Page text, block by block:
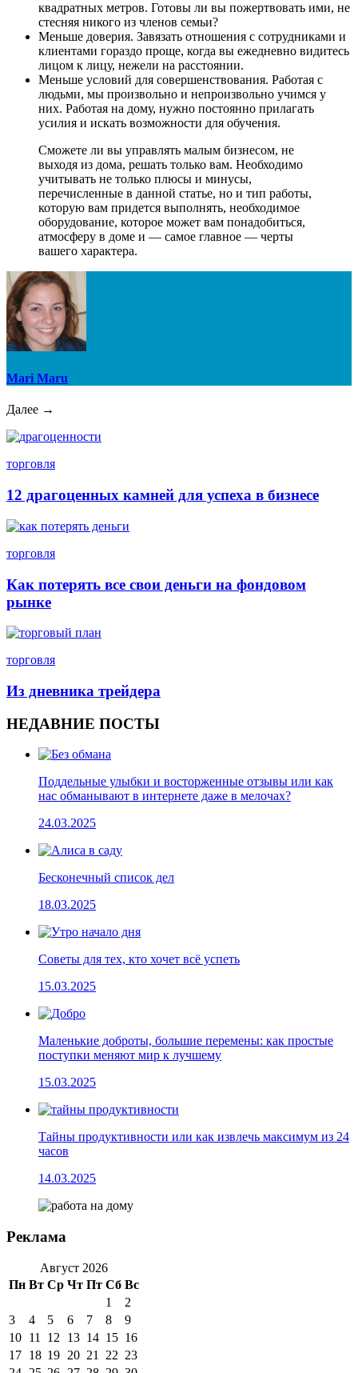
квадратных метров. Готовы ли вы пожертвовать ими, не
стесняя никого из членов семьи?
Меньше доверия. Завязать отношения с сотрудниками и
клиентами гораздо проще, когда вы ежедневно видитесь
лицом к лицу, нежели на расстоянии.
Меньше условий для совершенствования. Работая с
людьми, мы произвольно и непроизвольно учимся у
них. Работая на дому, нужно постоянно прилагать
усилия и искать возможности для обучения.
Сможете ли вы управлять малым бизнесом, не
выходя из дома, решать только вам. Необходимо
учитывать не только плюсы и минусы,
перечисленные в данной статье, но и тип работы,
которую вам придется выполнять, необходимое
оборудование, которое может вам понадобиться,
атмосферу в доме и — самое главное — черты
вашего характера.
Mari Maru
Далее →
торговля
12 драгоценных камней для успеха в бизнесе
торговля
Как потерять все свои деньги на фондовом
рынке
торговля
Из дневника трейдера
НЕДАВНИЕ ПОСТЫ
Поддельные улыбки и восторженные отзывы или как
нас обманывают в интернете даже в мелочах?
24.03.2025
Бесконечный список дел
18.03.2025
Cоветы для тех, кто хочет всё успеть
15.03.2025
Маленькие доброты, большие перемены: как простые
поступки меняют мир к лучшему
15.03.2025
Тайны продуктивности или как извлечь максимум из 24
часов
14.03.2025
Реклама
Август 2026
Пн Вт Ср Чт Пт Сб Вс
1
2
3
4 5 6 7 8
9
10 11 12 13 14 15 16
17 18 19 20 21 22 23